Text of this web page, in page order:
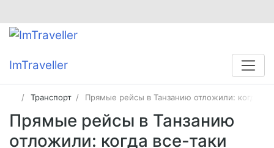
ImTraveller
Транспорт Прямые рейсы в Танзанию отложили: когда
Прямые рейсы в Танзанию
отложили: когда все-таки